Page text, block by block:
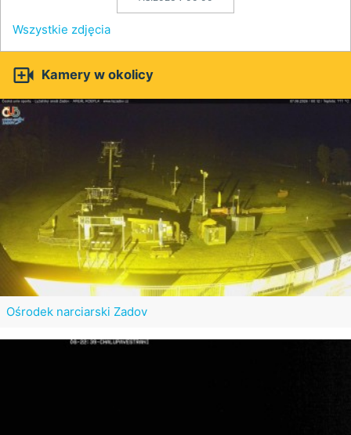
Wszystkie zdjęcia
 Kamery w okolicy
Ośrodek narciarski Zadov